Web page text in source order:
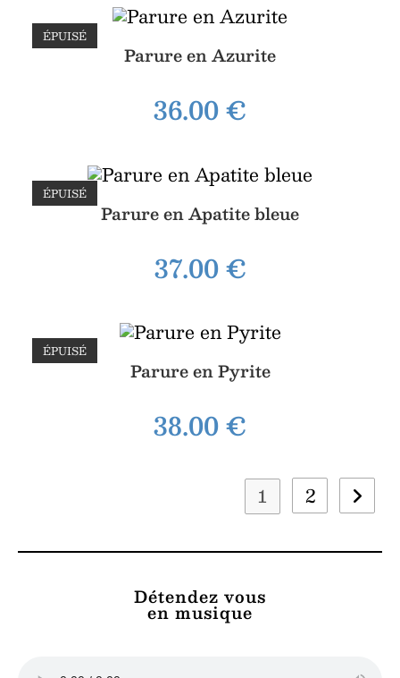
ÉPUISÉ
Parure en Azurite
36.00€
ÉPUISÉ
Parure en Apatite bleue
37.00€
ÉPUISÉ
Parure en Pyrite
38.00€
1 2
Détendez vous
en musique